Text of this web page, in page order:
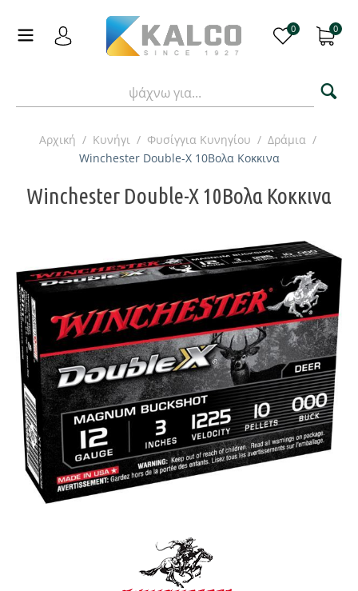
0 0
Αρχική / Κυνήγι / Φυσίγγια Κυνηγίου / Δράμια /
Winchester Double-X 10Βολα Κοκκινα
Winchester Double-X 10Βολα Κοκκινα